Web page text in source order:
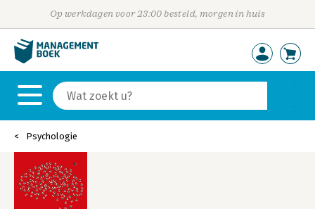
Op werkdagen voor 23:00 besteld, morgen in huis
Psychologie